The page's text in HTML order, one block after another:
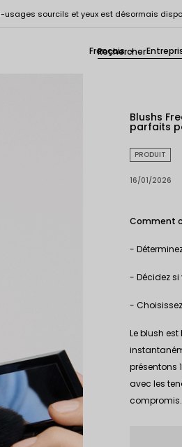
usages sourcils et yeux est désormais
Français 
Blushs
parfaits
PRODUIT
16/01/2026
Comment
-
- Décidez si
-
Le blush
présentons
avec les
compromis.